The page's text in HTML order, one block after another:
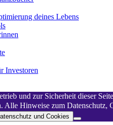
deines Lebens
Investoren
und zur Sicherheit dieser
Alle Hinweise zum Datenschutz,
und Cookies